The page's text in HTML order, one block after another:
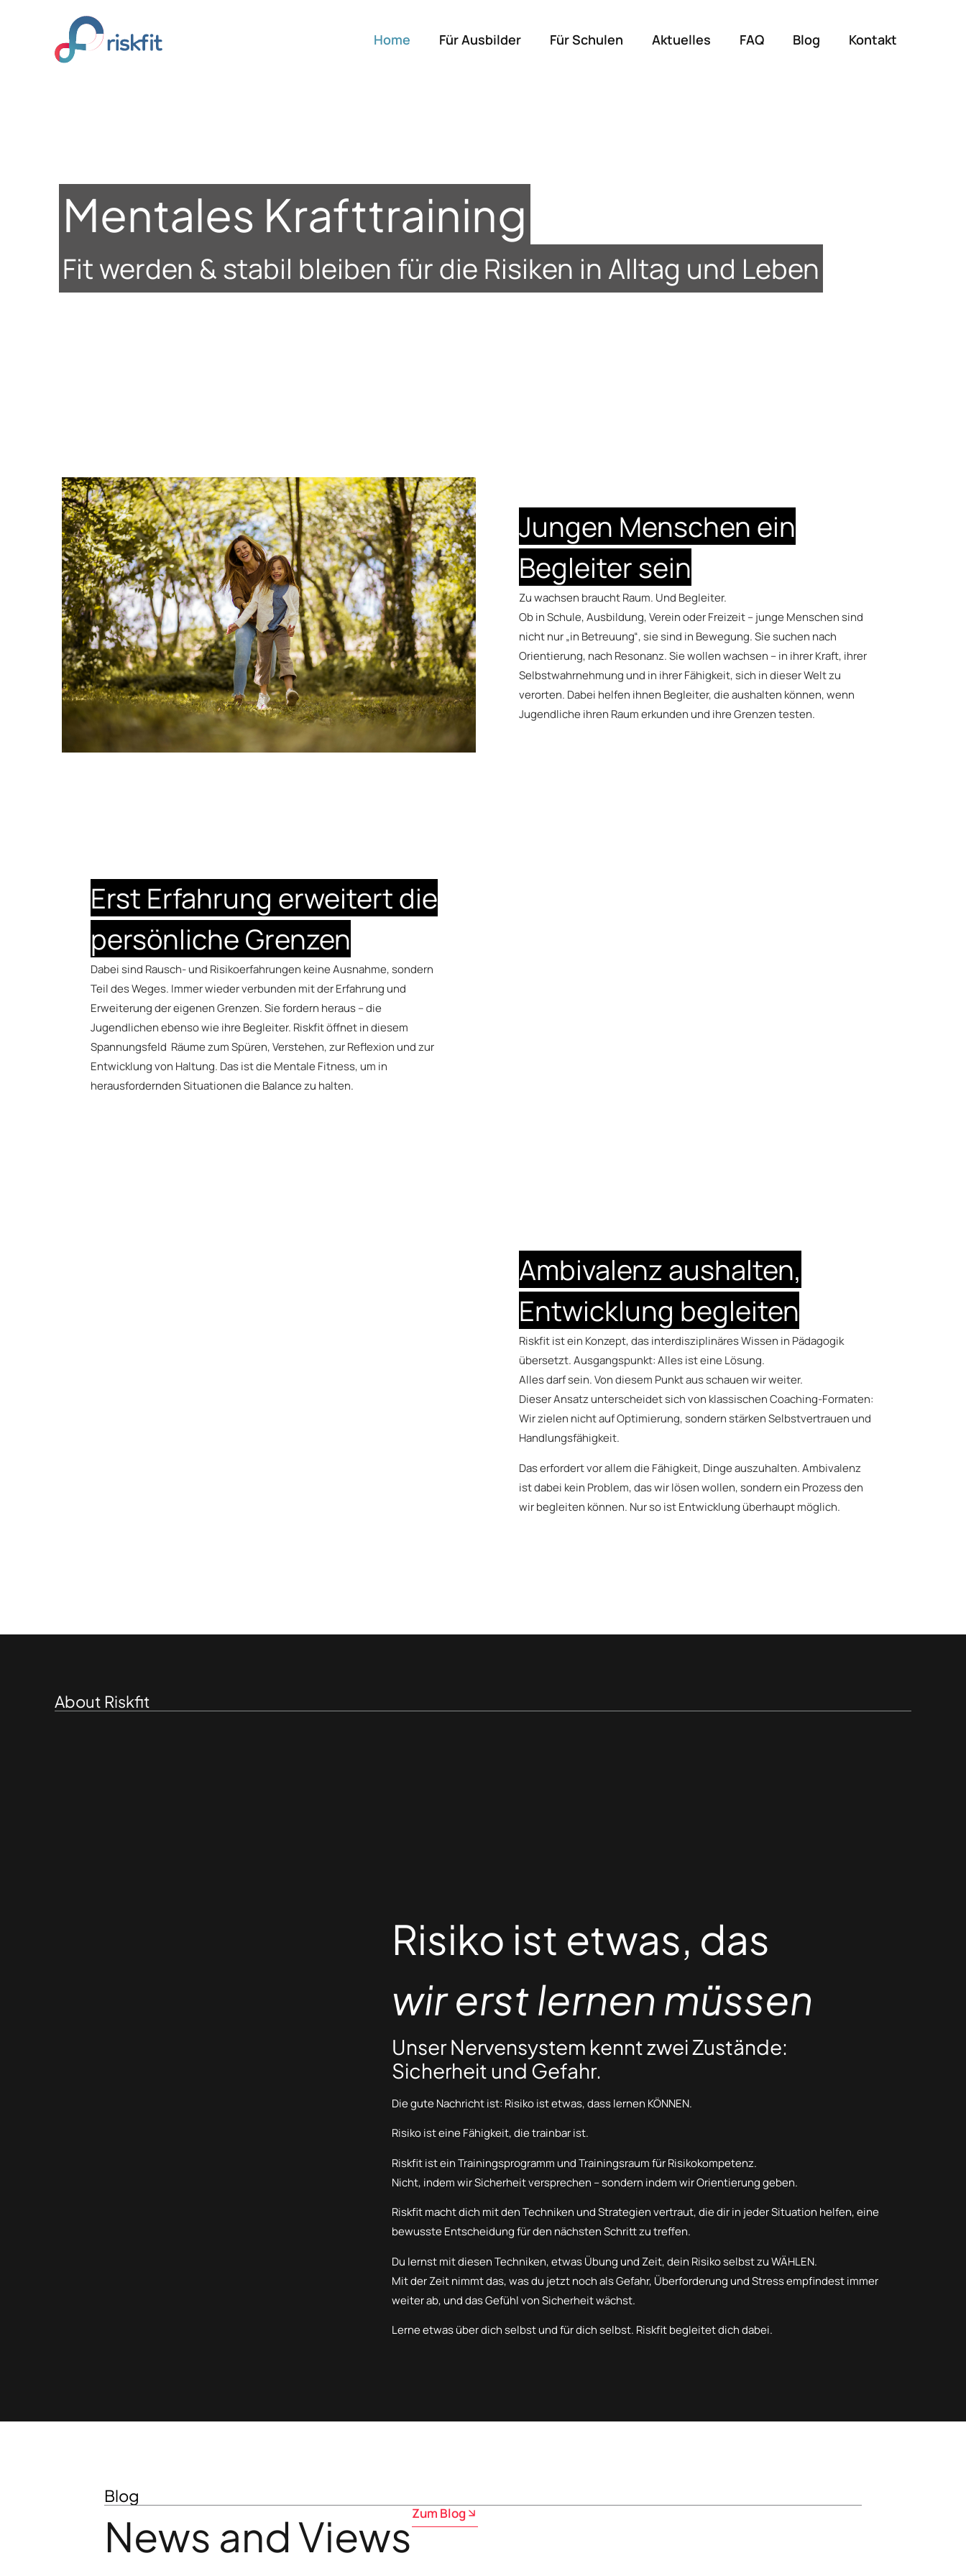
Home Für Ausbilder Für Schulen Aktuelles FAQ Blog Kontakt
Mentales Krafttraining
Fit werden & stabil bleiben für die Risiken in Alltag und Leben
Jungen Menschen ein
Begleiter sein
Zu wachsen braucht Raum. Und Begleiter.
Ob in Schule, Ausbildung, Verein oder Freizeit – junge Menschen sind
nicht nur „in Betreuung“, sie sind in Bewegung. Sie suchen nach
Orientierung, nach Resonanz. Sie wollen wachsen – in ihrer Kraft, ihrer
Selbstwahrnehmung und in ihrer Fähigkeit, sich in dieser Welt zu
verorten. Dabei helfen ihnen Begleiter, die aushalten können, wenn
Jugendliche ihren Raum erkunden und ihre Grenzen testen.
Erst Erfahrung erweitert die
persönliche Grenzen
Dabei sind Rausch- und Risikoerfahrungen keine Ausnahme, sondern
Teil des Weges. Immer wieder verbunden mit der Erfahrung und
Erweiterung der eigenen Grenzen. Sie fordern heraus – die
Jugendlichen ebenso wie ihre Begleiter. Riskfit öffnet in diesem
Spannungsfeld Räume zum Spüren, Verstehen, zur Reflexion und zur
Entwicklung von Haltung. Das ist die Mentale Fitness, um in
herausfordernden Situationen die Balance zu halten.
Ambivalenz aushalten,
Entwicklung begleiten
Riskfit ist ein Konzept, das interdisziplinäres Wissen in Pädagogik
übersetzt. Ausgangspunkt: Alles ist eine Lösung.
Alles darf sein. Von diesem Punkt aus schauen wir weiter.
Dieser Ansatz unterscheidet sich von klassischen Coaching-Formaten:
Wir zielen nicht auf Optimierung, sondern stärken Selbstvertrauen und
Handlungsfähigkeit.
Das erfordert vor allem die Fähigkeit, Dinge auszuhalten. Ambivalenz
ist dabei kein Problem, das wir lösen wollen, sondern ein Prozess den
wir begleiten können. Nur so ist Entwicklung überhaupt möglich.
About Riskfit
Risiko ist etwas, das
wir erst lernen müssen
Unser Nervensystem kennt zwei Zustände:
Sicherheit und Gefahr.
Die gute Nachricht ist: Risiko ist etwas, dass lernen KÖNNEN.
Risiko ist eine Fähigkeit, die trainbar ist.
Riskfit ist ein Trainingsprogramm und Trainingsraum für Risikokompetenz.
Nicht, indem wir Sicherheit versprechen – sondern indem wir Orientierung geben.
Riskfit macht dich mit den Techniken und Strategien vertraut, die dir in jeder Situation helfen, eine
bewusste Entscheidung für den nächsten Schritt zu treffen.
Du lernst mit diesen Techniken, etwas Übung und Zeit, dein Risiko selbst zu WÄHLEN.
Mit der Zeit nimmt das, was du jetzt noch als Gefahr, Überforderung und Stress empfindest immer
weiter ab, und das Gefühl von Sicherheit wächst.
Lerne etwas über dich selbst und für dich selbst. Riskfit begleitet dich dabei.
Blog
News and ViewsZum Blog